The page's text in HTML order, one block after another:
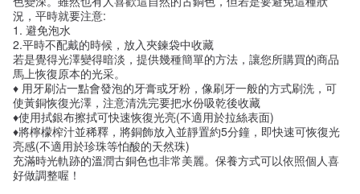
況，平時就要注意:
1. 避免泡水
2.平時不配戴的時候，放入夾鍊袋中收藏
若是覺得光澤變得暗淡，提供幾種簡單的方法，讓您所購買的商品
馬上恢復原本的光采。
♦ 用牙刷沾一點會發泡的牙膏或牙粉，像刷牙一般的方式刷洗，可
使黃銅恢復光澤，注意清洗完要把水份吸乾後收藏
♦使用拭銀布擦拭可快速恢復光亮(不適用於拉絲表面)
♦將檸檬榨汁並稀釋，將銅飾放入並靜置約5分鐘，即快速可恢復光
亮感(不適用於珍珠等怕酸的天然珠)
充滿時光軌跡的溫潤古銅色也非常美麗。保養方式可以依照個人喜
好做調整喔！